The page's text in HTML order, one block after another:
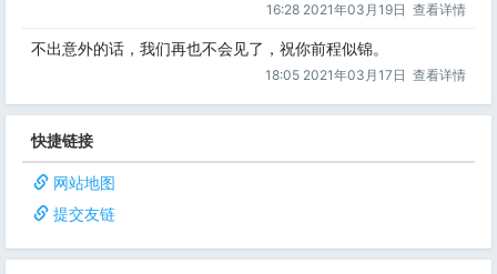
16:28 2021年03月19日 查看详情
不出意外的话，我们再也不会见了，祝你前程似锦。
18:05 2021年03月17日 查看详情
快捷链接
网站地图
提交友链